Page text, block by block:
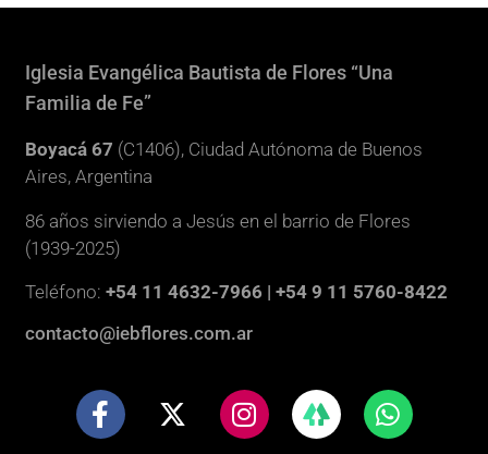
Iglesia Evangélica Bautista de Flores “Una
Familia de Fe”
Boyacá 67 (C1406), Ciudad Autónoma de Buenos
Aires, Argentina
86 años sirviendo a Jesús en el barrio de Flores
(1939-2025)
Teléfono:+54 11 4632-7966 | +54 9 11 5760-8422
contacto@iebflores.com.ar
F
a
X
-
I
n
W
h